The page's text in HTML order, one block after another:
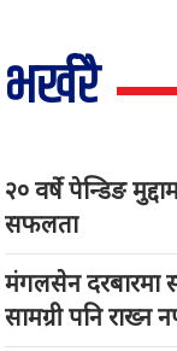
भर्खरै
२० वर्षे पेन्डिङ
सफलता
मंगलसेन दरबारमा
सामग्री पनि राख्न